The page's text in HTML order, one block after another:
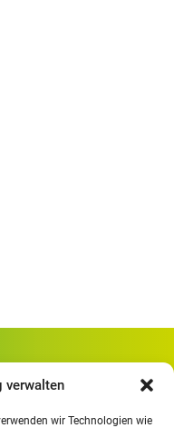
verwalten
wir Technologien wie